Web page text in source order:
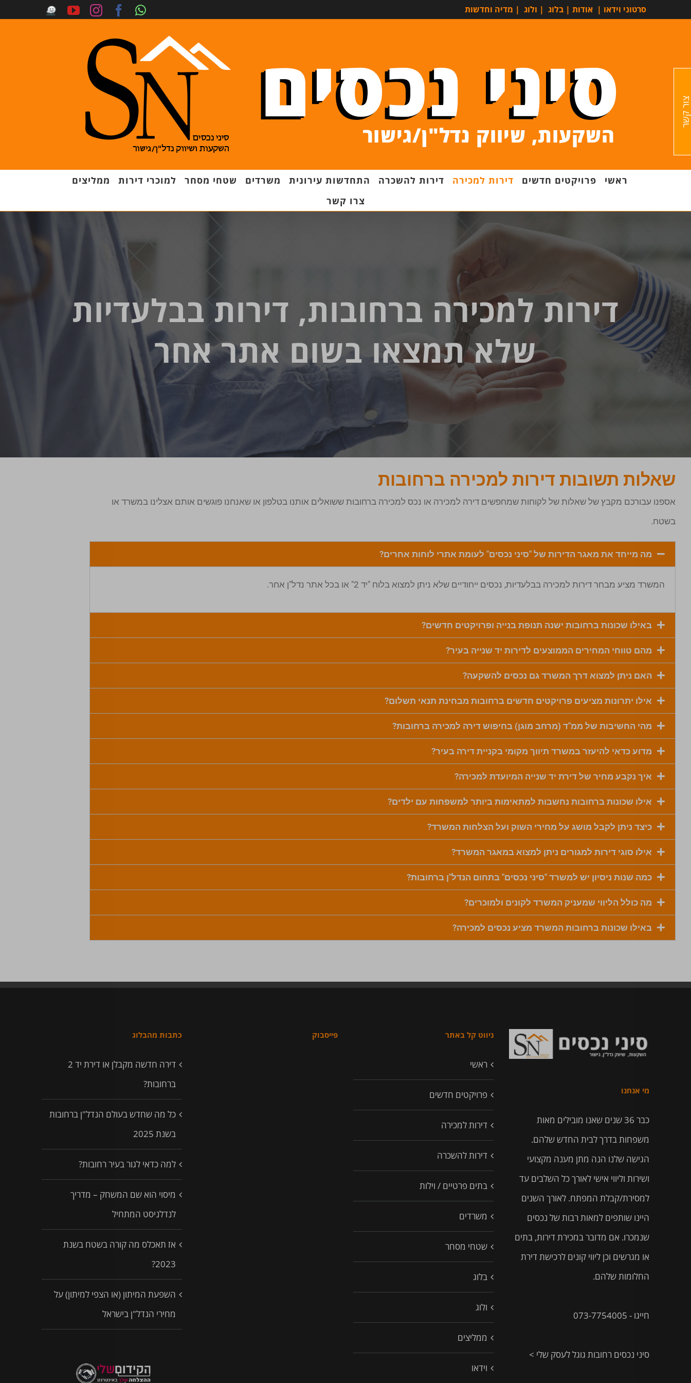
סרטוני וידאו | אודות | בלוג | ולוג | מדיה וחדשות
ראשי פרויקטים חדשים דירות למכירה דירות להשכרה התחדשות עירונית משרדים שטחי מסחר למוכרי דירות
ממליצים
צרו קשר
דירות למכירה ברחובות, דירות בבלעדיות
שלא תמצאו בשום אתר אחר
שאלות תשובות דירות למכירה ברחובות
אספנו עבורכם מקבץ של שאלות של לקוחות שמחפשים דירה למכירה או נכס למכירה ברחובות ששואלים אותנו בטלפון או שאנחנו פוגשים אותם אצלינו במשרד או
בשטח.
מה מייחד את מאגר הדירות של "סיני נכסים" לעומת אתרי לוחות אחרים?
המשרד מציע מבחר דירות למכירה בבלעדיות, נכסים ייחודיים שלא ניתן למצוא בלוח "יד 2" או בכל אתר נדל"ן אחר.
באילו שכונות ברחובות ישנה תנופת בנייה ופרויקטים חדשים?
מהם טווחי המחירים הממוצעים לדירות יד שנייה בעיר?
האם ניתן למצוא דרך המשרד גם נכסים להשקעה?
אילו יתרונות מציעים פרויקטים חדשים ברחובות מבחינת תנאי תשלום?
מהי החשיבות של ממ"ד (מרחב מוגן) בחיפוש דירה למכירה ברחובות?
מדוע כדאי להיעזר במשרד תיווך מקומי בקניית דירה בעיר?
איך נקבע מחיר של דירת יד שנייה המיועדת למכירה?
אילו שכונות ברחובות נחשבות למתאימות ביותר למשפחות עם ילדים?
כיצד ניתן לקבל מושג על מחירי השוק ועל הצלחות המשרד?
אילו סוגי דירות למגורים ניתן למצוא במאגר המשרד?
כמה שנות ניסיון יש למשרד "סיני נכסים" בתחום הנדל"ן ברחובות?
מה כולל הליווי שמעניק המשרד לקונים ולמוכרים?
באילו שכונות ברחובות המשרד מציע נכסים למכירה?
מי אנחנו
כבר 36 שנים שאנו מובילים מאות
משפחות בדרך לבית החדש שלהם.
הגישה שלנו הנה מתן מענה מקצועי
ושירות וליווי אישי לאורך כל השלבים עד
למסירת/קבלת המפתח. לאורך השנים
היינו שותפים למאות רבות של נכסים
שנמכרו. אם מדובר במכירת דירות, בתים
או מגרשים וכן ליווי קונים לרכישת דירת
החלומות שלהם.
חייגו - 073-7754005
סיני נכסים רחובות גוגל לעסק שלי >
ניווט קל באתר
ראשי
פרויקטים חדשים
דירות למכירה
דירות להשכרה
בתים פרטיים / וילות
משרדים
שטחי מסחר
בלוג
ולוג
ממליצים
וידאו
פייסבוק כתבות מהבלוג
דירה חדשה מקבלן או דירת יד 2
ברחובות?
כל מה שחדש בעולם הנדל"ן ברחובות
בשנת 2025
למה כדאי לגור בעיר רחובות?
מיסוי הוא שם המשחק – מדריך
לנדלניסט המתחיל
אז תאכלס מה קורה בשטח בשנת
2023?
השפעת המיתון (או הצפי למיתון) על
מחירי הנדל"ן בישראל
צור קשר